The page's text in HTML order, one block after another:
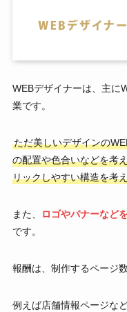
WEBデザイナーは、主に
業です。
ただ美しいデザインの
の配置や色合いなどを考
リックしやすい構造を考
また、 ロゴやバナーなど
です。
報酬は、制作するページ
例えば店舗情報ページな